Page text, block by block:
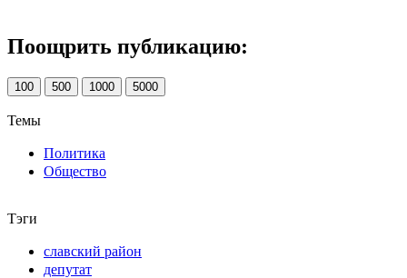
Поощрить публикацию:
100 500 1000 5000
Темы
Политика
Общество
Тэги
славский район
депутат